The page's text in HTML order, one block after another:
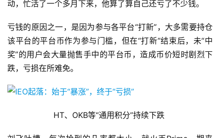
动，忙活了一个多月下来，他算了算自己还亏了不少钱。
亏钱的原因之一，是因为参与各平台“打新”，大多需要持仓
该平台的平台币作为参与门槛，但在“打新”结束后，未“中
奖”的用户会大量抛售手中的平台币，造成币价短时剧烈下
跌，亏损在所难免。
HT、OKB等“通用积分”持续下跌